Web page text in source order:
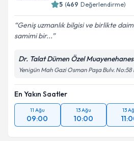
Kişisel verilerimin
kapsamda işlenmesini
5 (469 Değerlendirme)
Geniş uzmanlık bilgisi ve birlikte
samimi bir...
Dr. Talat Dümen Özel
Yenigün Mah Gazi Osman Paşa Bulv.
En Yakın Saatler
11 Ağu
09:00
13 Ağu
10:00
13